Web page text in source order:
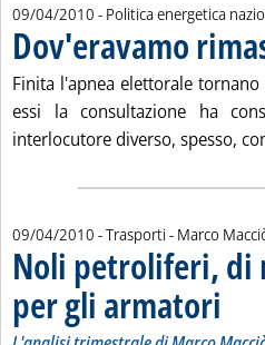
09/04/2010 - Politica energetica
Dov'eravamo
Finita l'apnea elettorale
essi la consultazione ha
interlocutore diverso, spesso,
09/04/2010 - Trasporti - di:
Marco
Noli petroliferi, di
per gli armatori